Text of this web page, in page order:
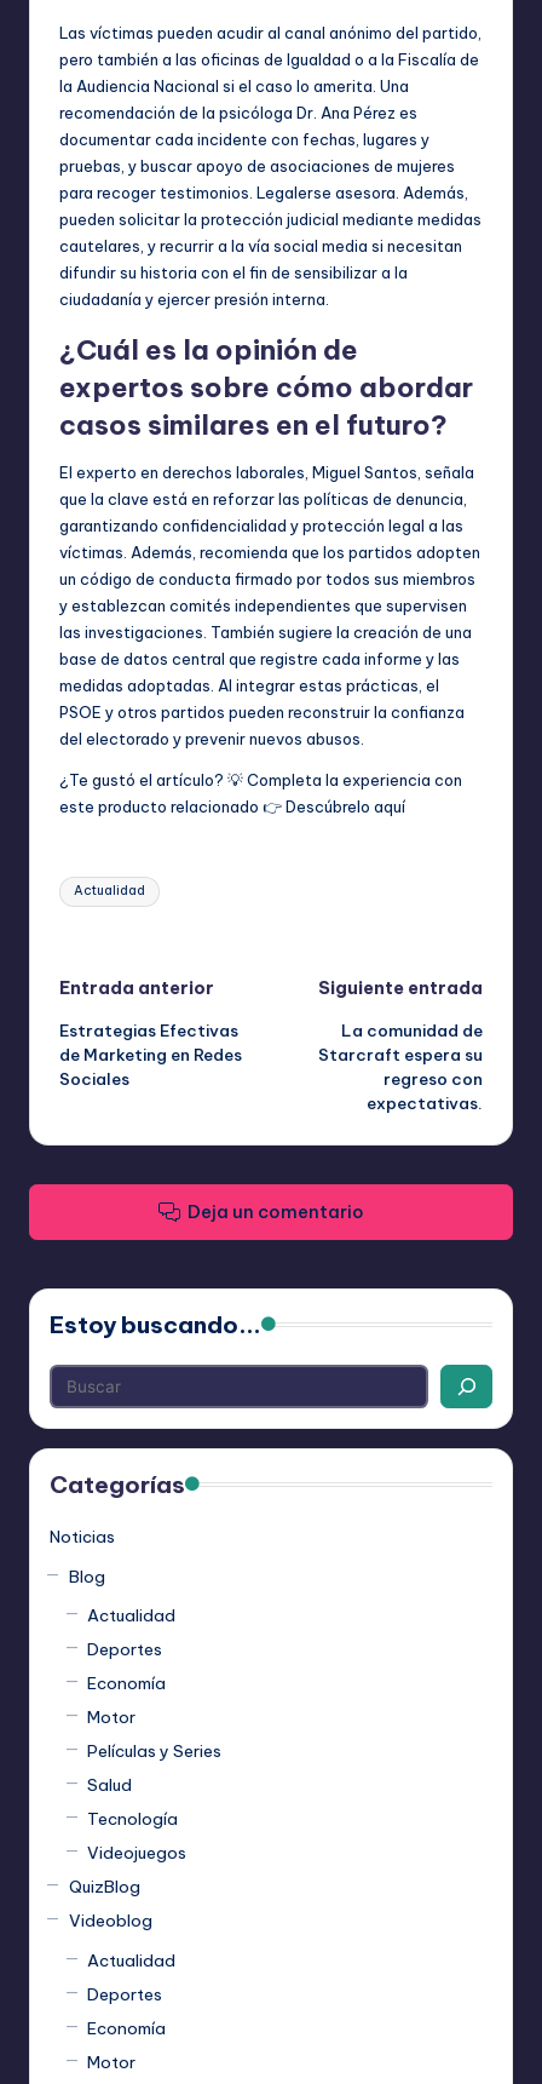
Las víctimas pueden acudir al canal anónimo del partido,
pero también a las oficinas de Igualdad o a la Fiscalía de
la Audiencia Nacional si el caso lo amerita. Una
recomendación de la psicóloga Dr. Ana Pérez es
documentar cada incidente con fechas, lugares y
pruebas, y buscar apoyo de asociaciones de mujeres
para recoger testimonios. Legalerse asesora. Además,
pueden solicitar la protección judicial mediante medidas
cautelares, y recurrir a la vía social media si necesitan
difundir su historia con el fin de sensibilizar a la
ciudadanía y ejercer presión interna.
¿Cuál es la opinión de
expertos sobre cómo abordar
casos similares en el futuro?
El experto en derechos laborales, Miguel Santos, señala
que la clave está en reforzar las políticas de denuncia,
garantizando confidencialidad y protección legal a las
víctimas. Además, recomienda que los partidos adopten
un código de conducta firmado por todos sus miembros
y establezcan comités independientes que supervisen
las investigaciones. También sugiere la creación de una
base de datos central que registre cada informe y las
medidas adoptadas. Al integrar estas prácticas, el
PSOE y otros partidos pueden reconstruir la confianza
del electorado y prevenir nuevos abusos.
¿Te gustó el artículo? 💡 Completa la experiencia con
este producto relacionado 👉Descúbrelo aquí
Etiquetas:
Actualidad
Navegación
de
entradas
Entrada anterior
Estrategias Efectivas
de Marketing en Redes
Sociales
Siguiente entrada
La comunidad de
Starcraft espera su
regreso con
expectativas.
Deja un comentario
Estoy buscando...
Categorías
Noticias
Blog
Actualidad
Deportes
Economía
Motor
Películas y Series
Salud
Tecnología
Videojuegos
QuizBlog
Videoblog
Actualidad
Deportes
Economía
Motor